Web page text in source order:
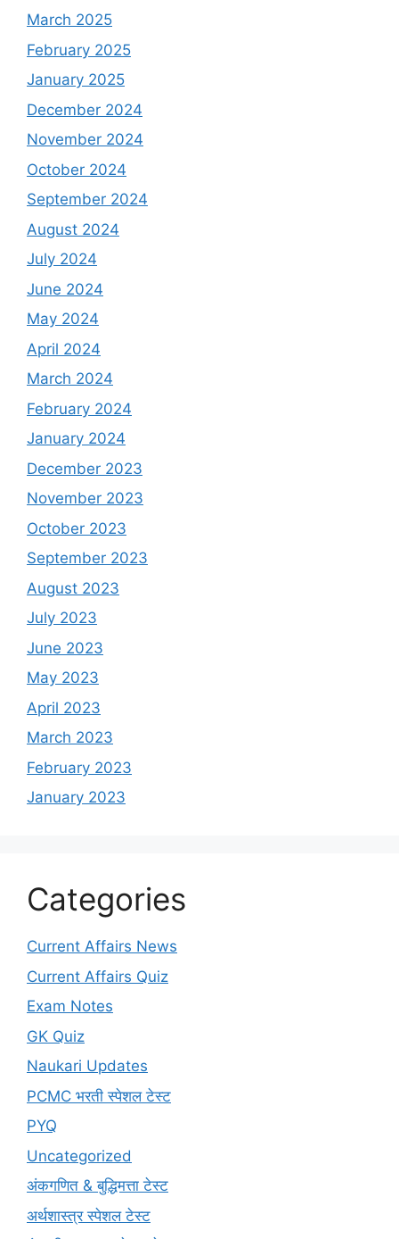
March 2025
February 2025
January 2025
December 2024
November 2024
October 2024
September 2024
August 2024
July 2024
June 2024
May 2024
April 2024
March 2024
February 2024
January 2024
December 2023
November 2023
October 2023
September 2023
August 2023
July 2023
June 2023
May 2023
April 2023
March 2023
February 2023
January 2023
Categories
Current Affairs News
Current Affairs Quiz
Exam Notes
GK Quiz
Naukari Updates
PCMC भरती स्पेशल टेस्ट
PYQ
Uncategorized
अंकगणित & बुद्धिमत्ता टेस्ट
अर्थशास्त्र स्पेशल टेस्ट